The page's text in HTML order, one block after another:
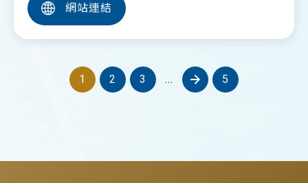
網站連結
1 2 3 ... 5